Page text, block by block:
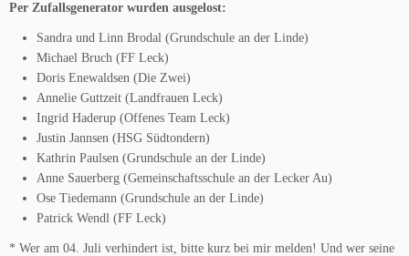
Per Zufallsgenerator wurden ausgelost:
Sandra und Linn Brodal (Grundschule an der Linde)
Michael Bruch (FF Leck)
Doris Enewaldsen (Die Zwei)
Annelie Guttzeit (Landfrauen Leck)
Ingrid Haderup (Offenes Team Leck)
Justin Jannsen (HSG Südtondern)
Kathrin Paulsen (Grundschule an der Linde)
Anne Sauerberg (Gemeinschaftsschule an der Lecker Au)
Ose Tiedemann (Grundschule an der Linde)
Patrick Wendl (FF Leck)
* Wer am 04. Juli verhindert ist, bitte kurz bei mir melden! Und wer seine